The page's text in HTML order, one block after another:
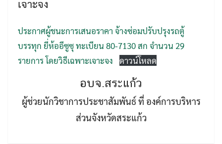
Search
เจาะจง
ประกาศผู้ชนะการเสนอราคา จ้างซ่อมปรับปรุงรถตู้
บรรทุก ยี่ห้ออีซูซุ ทะเบียน 80-7130 สก จำนวน 29
รายการ โดยวิธีเฉพาะเจาะจง
ดาวน์โหลด
อบจ.สระแก้ว
ผู้ช่วยนักวิชาการประชาสัมพันธ์ ที่ องค์การบริหาร
ส่วนจังหวัดสระแก้ว